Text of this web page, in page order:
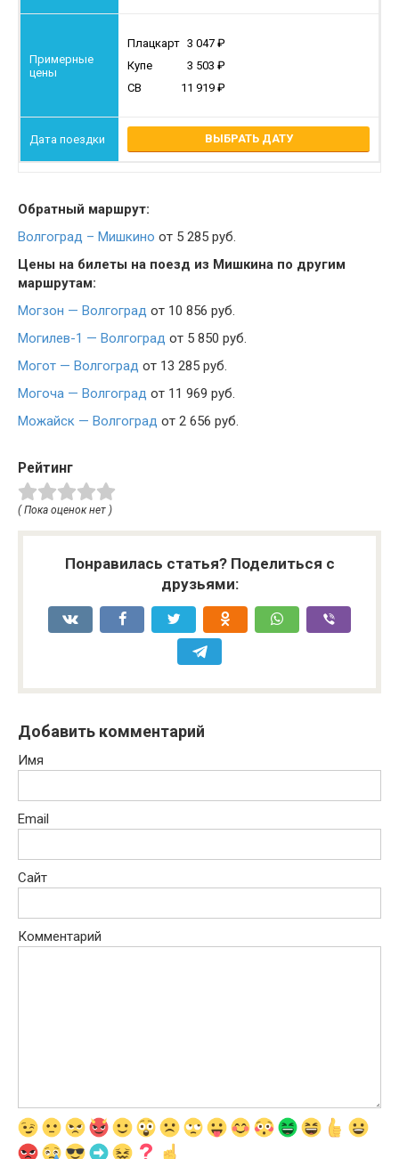
Плацкарт 3 047
Купе
3 503
СВ
11 919
ВЫБРАТЬ ДАТУ
Обратный маршрут:
Волгоград – Мишкино от 5 285 руб.
Цены на билеты на поезд из Мишкина по другим
маршрутам:
Могзон — Волгоград от 10 856 руб.
Могилев-1 — Волгоград от 5 850 руб.
Могот — Волгоград от 13 285 руб.
Могоча — Волгоград от 11 969 руб.
Можайск — Волгоград от 2 656 руб.
Рейтинг
( Пока оценок нет )
Понравилась статья? Поделиться с
друзьями:
Добавить комментарий
Имя
Email
Сайт
Комментарий